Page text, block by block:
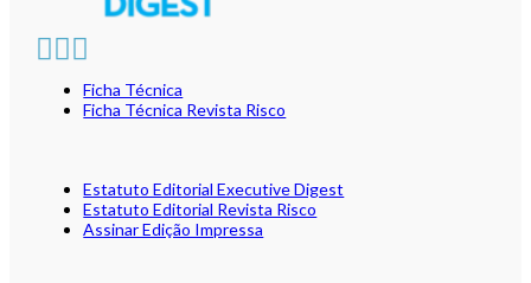
Ficha Técnica
Ficha Técnica Revista Risco
Estatuto Editorial Executive Digest
Estatuto Editorial Revista Risco
Assinar Edição Impressa